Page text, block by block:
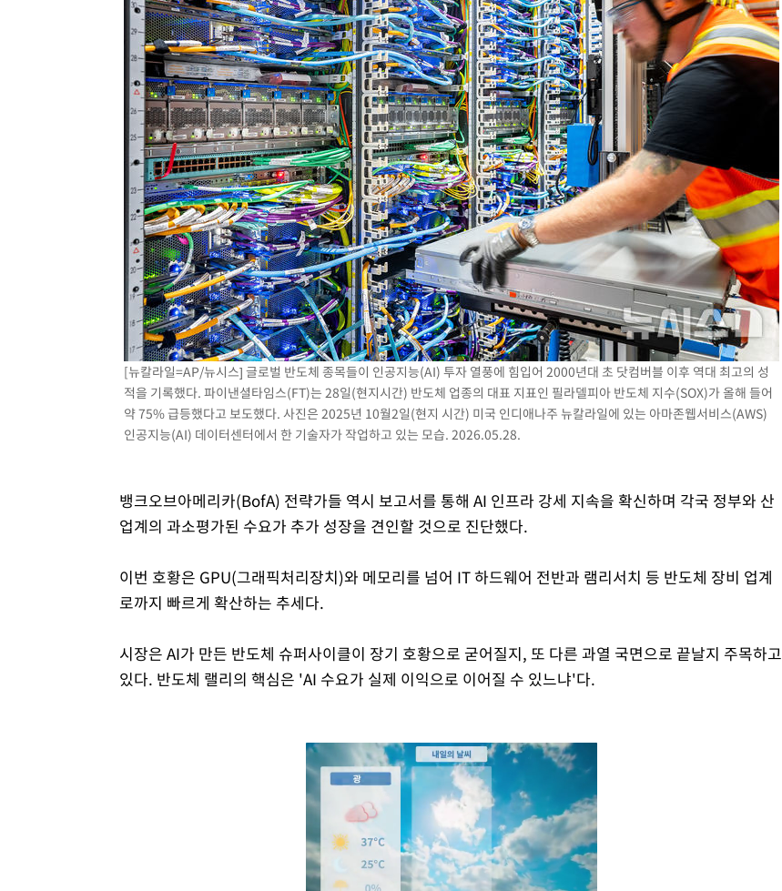
[뉴칼라일=AP/뉴시스] 글로벌 반도체 종목들이 인공지능(AI) 투자 열풍에 힘입어 2000년대 초 닷컴버블 이후 역대 최고의 성
적을 기록했다. 파이낸셜타임스(FT)는 28일(현지시간) 반도체 업종의 대표 지표인 필라델피아 반도체 지수(SOX)가 올해 들어
약 75% 급등했다고 보도했다. 사진은 2025년 10월2일(현지 시간) 미국 인디애나주 뉴칼라일에 있는 아마존웹서비스(AWS)
인공지능(AI) 데이터센터에서 한 기술자가 작업하고 있는 모습. 2026.05.28.
뱅크오브아메리카(BofA) 전략가들 역시 보고서를 통해 AI 인프라 강세 지속을 확신하며 각국 정부와 산
업계의 과소평가된 수요가 추가 성장을 견인할 것으로 진단했다.
이번 호황은 GPU(그래픽처리장치)와 메모리를 넘어 IT 하드웨어 전반과 램리서치 등 반도체 장비 업계
로까지 빠르게 확산하는 추세다.
시장은 AI가 만든 반도체 슈퍼사이클이 장기 호황으로 굳어질지, 또 다른 과열 국면으로 끝날지 주목하고
있다. 반도체 랠리의 핵심은 'AI 수요가 실제 이익으로 이어질 수 있느냐'다.